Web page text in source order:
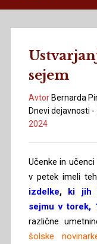
sejem
Avtor Bernarda
Dnevi dejavnosti -
2024
Učenke in
v petek imeli
izdelke,
ki jih
sejmu v torek,
različne
šolske